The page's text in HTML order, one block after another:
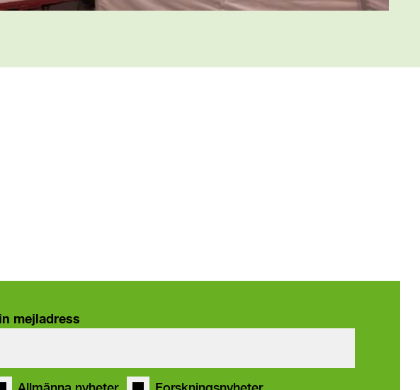
mejladress